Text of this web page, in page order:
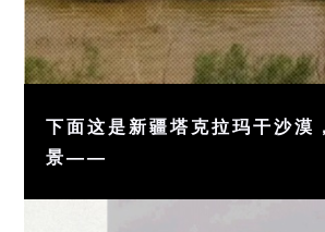
下面这是新疆塔克拉玛干沙漠
景——